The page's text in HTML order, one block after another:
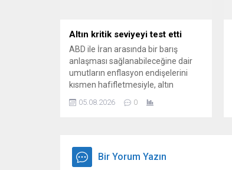
Altın kritik seviyeyi test etti
ABD ile İran arasında bir barış
anlaşması sağlanabileceğine dair
umutların enflasyon endişelerini
kısmen hafifletmesiyle, altın
değer kazandı. Gümüş de yüzde 3'ü
05.08.2026 0
Bir Yorum Yazın